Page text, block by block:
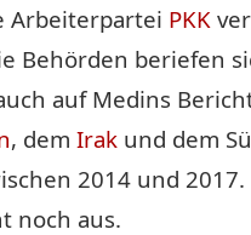
Arbeiterpartei PKK
Behörden beriefen
auf Medins
, dem Irak und dem
2014 und 2017.
noch aus.